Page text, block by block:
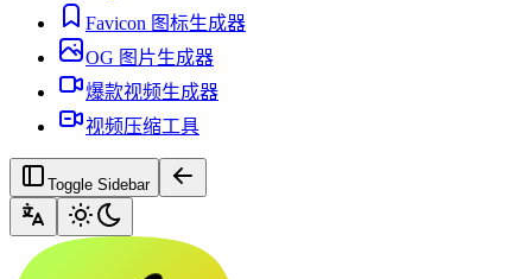
Favicon 图标生成器
OG 图片生成器
爆款视频生成器
视频压缩工具
Toggle Sidebar